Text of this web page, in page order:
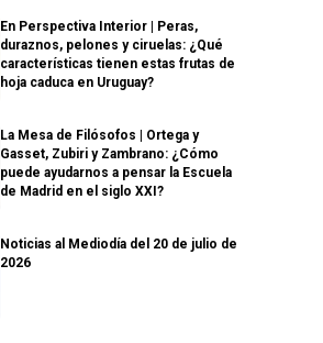
En Perspectiva Interior | Peras,
duraznos, pelones y ciruelas: ¿Qué
características tienen estas frutas de
hoja caduca en Uruguay?
La Mesa de Filósofos | Ortega y
Gasset, Zubiri y Zambrano: ¿Cómo
puede ayudarnos a pensar la Escuela
de Madrid en el siglo XXI?
Noticias al Mediodía del 20 de julio de
2026